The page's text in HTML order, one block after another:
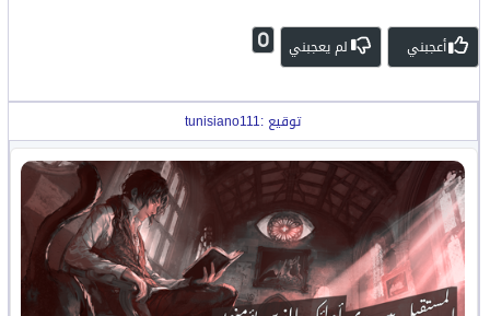
أعجبني لم يعجبني 0
توقيع :tunisiano111